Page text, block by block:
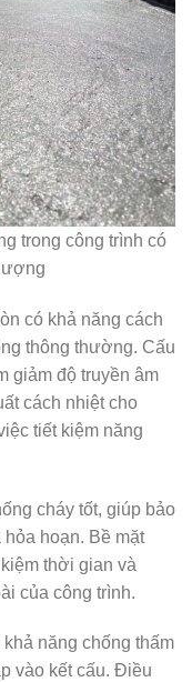
trong công trình có
có khả năng cách
thông thường. Cấu
giảm độ truyền âm
cách nhiệt cho
tiết kiệm năng
cháy tốt, giúp bảo
hoạn. Bề mặt
thời gian và
của công trình.
năng chống thấm
vào kết cấu. Điều